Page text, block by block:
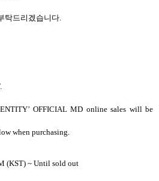
탁드리겠습니다.
OFFICIAL MD online sales will be
when purchasing.
(KST) ~ Until sold out